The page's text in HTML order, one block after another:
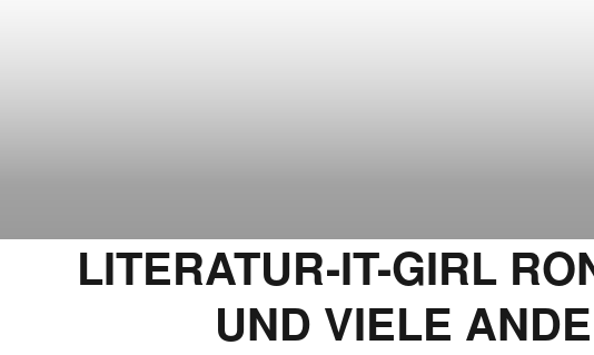
LITERATUR-IT-GIRL
UND VIELE